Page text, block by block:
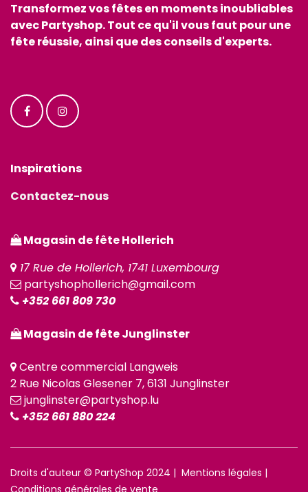
Transformez vos fêtes en moments inoubliables
avec Partyshop. Tout ce qu'il vous faut pour une
fête réussie, ainsi que des conseils d'experts.
Inspirations
Contactez-nous
Magasin de fête Hollerich
17 Rue de Hollerich, 1741 Luxembourg
partyshophollerich@gmail.com
+352 661 809 730
Magasin de fête Junglinster
Centre commercial Langweis
2 Rue Nicolas Glesener 7, 6131 Junglinster
junglinster@partyshop.lu
+352 661 880 224
Droits d'auteur © PartyShop 2024 | Mentions légales |